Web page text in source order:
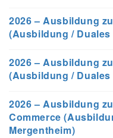
2026 – Ausbildung
(Ausbildung /
2026 – Ausbildung
(Ausbildung /
2026 – Ausbildung
Commerce
Mergentheim)